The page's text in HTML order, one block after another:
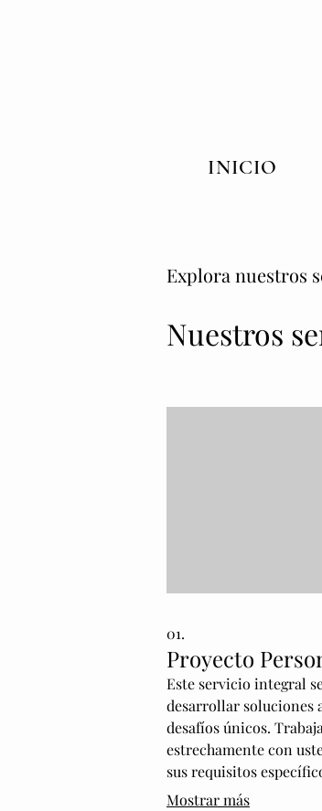
INICIO
Explora nuestros
Nuestros
01.
Proyecto
Este servicio integral
desarrollar soluciones
desafíos únicos.
estrechamente con
sus requisitos
detallado que impulse
Mostrar más